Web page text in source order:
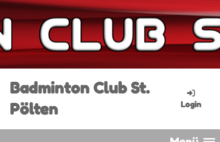
Badminton Club St.
Pölten
Login